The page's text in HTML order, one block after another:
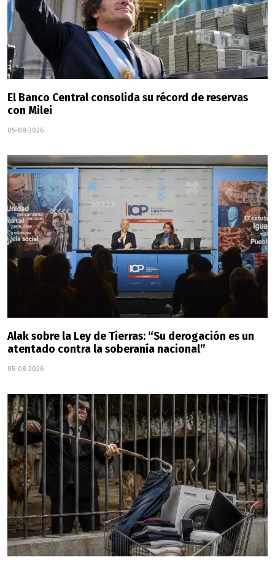
El Banco Central consolida su récord de reservas
con Milei
05-08-2026
Alak sobre la Ley de Tierras: “Su derogación es un
atentado contra la soberanía nacional”
05-08-2026